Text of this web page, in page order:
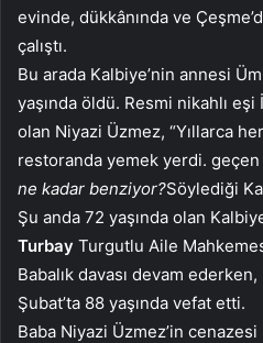
evinde, dükkânında ve
çalıştı.
Bu arada Kalbiye’nin annesi
yaşında öldü. Resmi nikahlı
olan Niyazi Üzmez, “Yıllarca
restoranda yemek yerdi. geçen
ne kadar benziyor?Söylediği
Şu anda 72 yaşında olan
Turbay Turgutlu Aile
Babalık davası devam
Şubat’ta 88 yaşında vefat etti.
Baba Niyazi Üzmez’in